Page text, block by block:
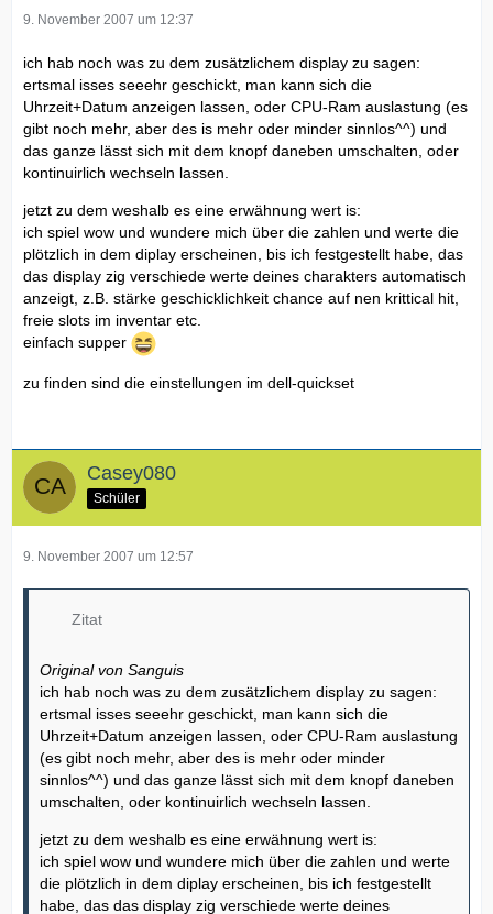
9. November 2007 um 12:37
ich hab noch was zu dem zusätzlichem display zu sagen:
ertsmal isses seeehr geschickt, man kann sich die
Uhrzeit+Datum anzeigen lassen, oder CPU-Ram auslastung (es
gibt noch mehr, aber des is mehr oder minder sinnlos^^) und
das ganze lässt sich mit dem knopf daneben umschalten, oder
kontinuirlich wechseln lassen.
jetzt zu dem weshalb es eine erwähnung wert is:
ich spiel wow und wundere mich über die zahlen und werte die
plötzlich in dem diplay erscheinen, bis ich festgestellt habe, das
das display zig verschiede werte deines charakters automatisch
anzeigt, z.B. stärke geschicklichkeit chance auf nen krittical hit,
freie slots im inventar etc.
einfach supper
zu finden sind die einstellungen im dell-quickset
Casey080
Schüler
9. November 2007 um 12:57
Zitat
Original von Sanguis
ich hab noch was zu dem zusätzlichem display zu sagen:
ertsmal isses seeehr geschickt, man kann sich die
Uhrzeit+Datum anzeigen lassen, oder CPU-Ram auslastung
(es gibt noch mehr, aber des is mehr oder minder
sinnlos^^) und das ganze lässt sich mit dem knopf daneben
umschalten, oder kontinuirlich wechseln lassen.
jetzt zu dem weshalb es eine erwähnung wert is:
ich spiel wow und wundere mich über die zahlen und werte
die plötzlich in dem diplay erscheinen, bis ich festgestellt
habe, das das display zig verschiede werte deines